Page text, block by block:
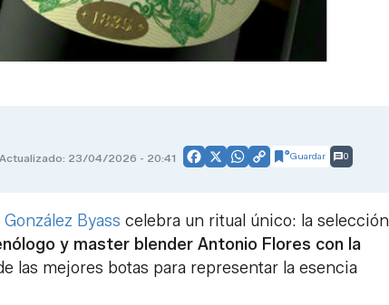
Actualizado: 23/04/2026 - 20:41 Facebook
X WhatsApp
CopyGuardar 0
González Byass celebra un ritual único: la selección
y master blender Antonio Flores con la
las mejores botas para representar la esencia